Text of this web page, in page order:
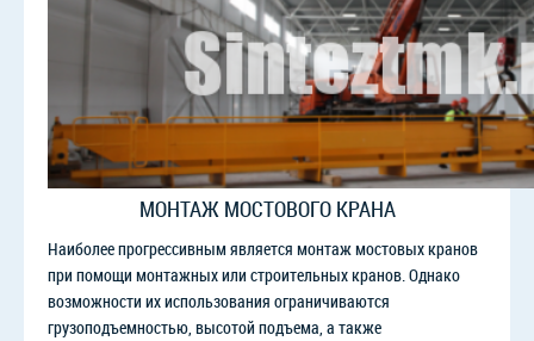
МОНТАЖ МОСТОВОГО КРАНА
Наиболее прогрессивным является монтаж мостовых кранов
при помощи монтажных или строительных кранов. Однако
возможности их использования ограничиваются
грузоподъемностью, высотой подъема, а также